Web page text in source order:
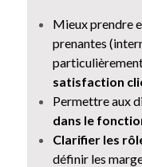
Mieux prendre
prenantes
satisfaction
Permettre aux
dans le
Clarifier les
définir les